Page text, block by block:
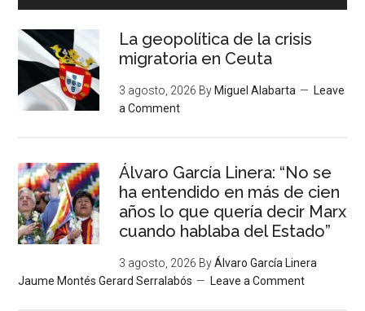
La geopolítica de la crisis
migratoria en Ceuta
3 agosto, 2026 By Miguel Alabarta
Leave
a Comment
Álvaro García Linera: “No se
ha entendido en más de cien
años lo que quería decir Marx
cuando hablaba del Estado”
3 agosto, 2026 ByÁlvaro García Linera
Jaume Montés Gerard Serralabós
Leave a Comment